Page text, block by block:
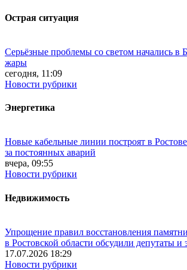
Острая ситуация
Серьёзные проблемы со светом начались в
жары
сегодня, 11:09
Новости рубрики
Энергетика
Новые кабельные линии построят в
за постоянных аварий
вчера, 09:55
Новости рубрики
Недвижимость
Упрощение правил восстановления
в Ростовской области обсудили депутаты и
17.07.2026 18:29
Новости рубрики